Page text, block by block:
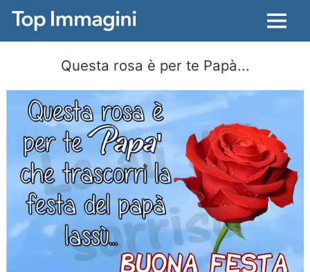
Menu
Questa rosa è per te Papà...